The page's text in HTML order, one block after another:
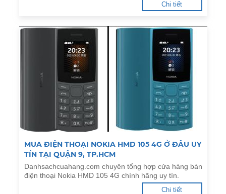
Chi tiết
MUA ĐIỆN THOẠI NOKIA HMD 105 4G Ở ĐÂU UY
TÍN TẠI QUẬN 9, TP.HCM
Danhsachcuahang.com chuyên tổng hợp cửa hàng bán
điện thoại Nokia HMD 105 4G chính hãng uy tín.
Chi tiết